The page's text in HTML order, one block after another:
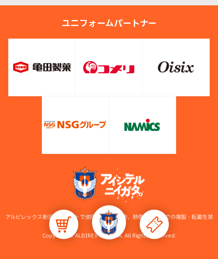
ユニフォームパートナー
アルビレックス新潟公式サイトで使用している画像、映像等の無断での複製・転載を禁
止します。
Copyright © ALBIREX NIIGATA. All Rights Reserved.